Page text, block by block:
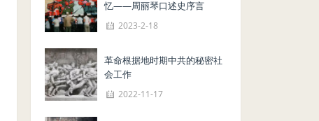
忆——周丽琴口述史序言
2023-2-18
革命根据地时期中共的秘密社
会工作
2022-11-17